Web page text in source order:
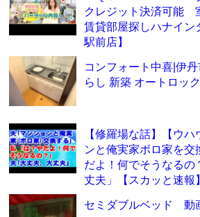
クレジット決済可能
賃貸部屋探しハナイン
駅前店】
コンフォート中喜|伊
らし 新築 オートロック
【修羅場な話】【ウ
ンと俺実家ボロ家を
だよ！何でそうなるの
丈夫」【スカッと速報】
セミダブルベッド 動